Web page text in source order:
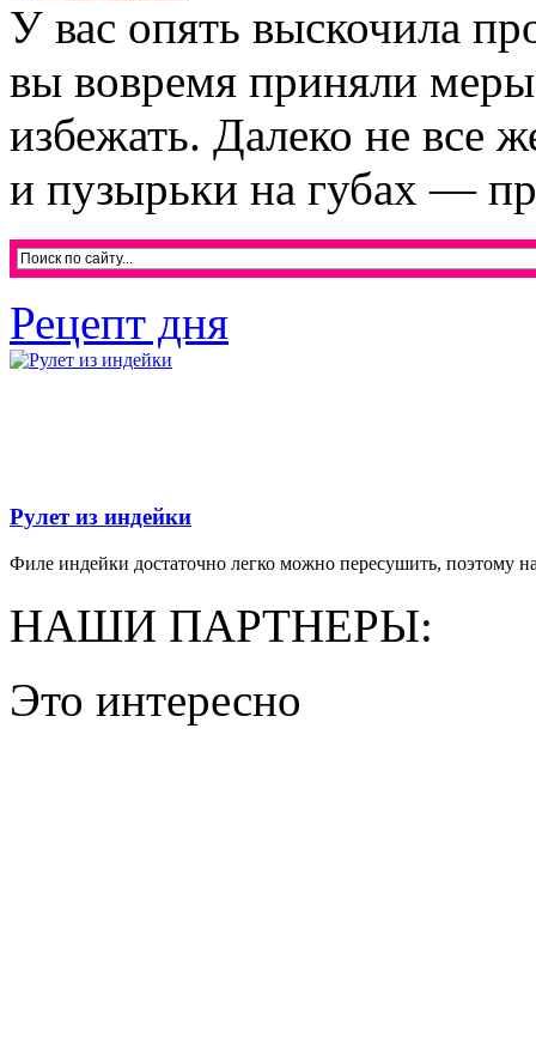
У вас опять выскочила
вы вовремя приняли
избежать. Далеко не все
и пузырьки на губах —
Рецепт дня
Рулет из индейки
Филе индейки достаточно легко можно пересушить, поэтому
НАШИ ПАРТНЕРЫ:
Это интересно